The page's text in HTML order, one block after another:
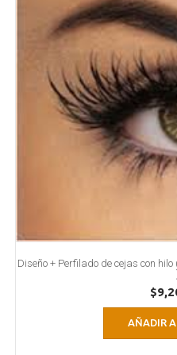
Diseño + Perfilado de cejas con
$
AÑADIR